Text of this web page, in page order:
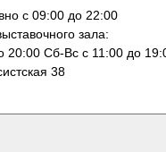
с 09:00 до 22:00
зала:
20:00 Сб-Вс с 11:00 до
38